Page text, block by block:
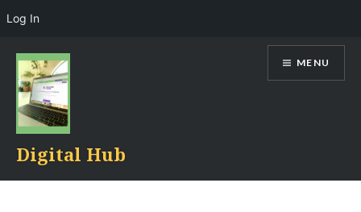
content
Digital Hub
MENU
Log In